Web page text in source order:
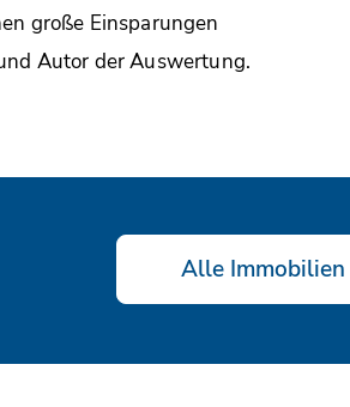
große Einsparungen
Autor der Auswertung.
Alle Immobilien